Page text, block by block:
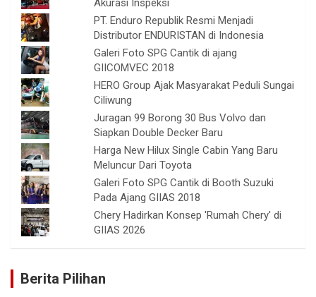
Akurasi Inspeksi
PT. Enduro Republik Resmi Menjadi
Distributor ENDURISTAN di Indonesia
Galeri Foto SPG Cantik di ajang
GIICOMVEC 2018
HERO Group Ajak Masyarakat Peduli Sungai
Ciliwung
Juragan 99 Borong 30 Bus Volvo dan
Siapkan Double Decker Baru
Harga New Hilux Single Cabin Yang Baru
Meluncur Dari Toyota
Galeri Foto SPG Cantik di Booth Suzuki
Pada Ajang GIIAS 2018
Chery Hadirkan Konsep 'Rumah Chery' di
GIIAS 2026
Berita Pilihan